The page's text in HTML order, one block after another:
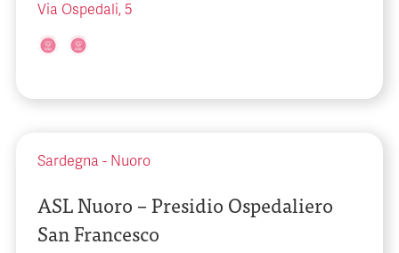
Via Ospedali, 5
Sardegna - Nuoro
ASL Nuoro – Presidio Ospedaliero
San Francesco